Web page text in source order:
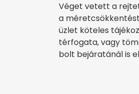
Véget vetett a
a
üzlet köteles
térfogata, vagy
bolt bejáratánál is